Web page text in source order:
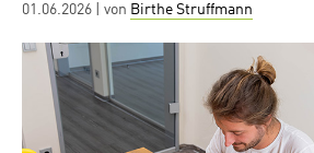
Posted
01.06.2026 | von Birthe Struffmann